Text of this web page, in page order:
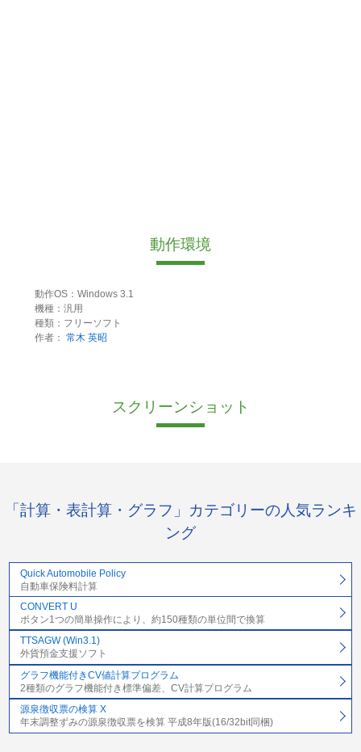
動作環境
動作OS：Windows 3.1
機種：汎用
種類：フリーソフト
作者： 常木 英昭
スクリーンショット
「計算・表計算・グラフ」カテゴリーの人気ランキ
ング
Quick Automobile Policy
自動車保険料計算
CONVERT U
ボタン1つの簡単操作により、約150種類の単位間で換算
TTSAGW (Win3.1)
外貨預金支援ソフト
グラフ機能付きCV値計算プログラム
2種類のグラフ機能付き標準偏差、CV計算プログラム
源泉徴収票の検算 X
年末調整ずみの源泉徴収票を検算 平成8年版(16/32bit同梱)